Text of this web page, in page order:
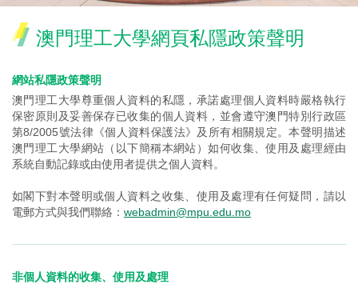
澳門理工大學網頁私隱政策聲明
網站私隱政策聲明
澳門理工大學尊重個人資料的私隱，承諾處理個人資料時嚴格執行
保密原則及妥善保存已收集的個人資料，並會遵守澳門特別行政區
第8/2005號法律《個人資料保護法》及所有相關規定。本聲明描述
澳門理工大學網站（以下簡稱本網站）如何收集、使用及處理經由
系統自動記錄或由使用者提供之個人資料。
如閣下對本聲明或個人資料之收集、使用及處理有任何疑問，請以
電郵方式與我們聯絡： webadmin@mpu.edu.mo
非個人資料的收集、使用及處理